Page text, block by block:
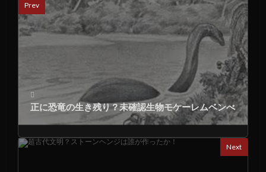
Prev
正に恐竜の生き残り？未確認生物モケーレムベンべ
Next